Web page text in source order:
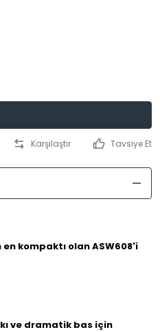
Karşılaştır Tavsiye Et
kompaktı olan ASW608'i
ve dramatik bas için